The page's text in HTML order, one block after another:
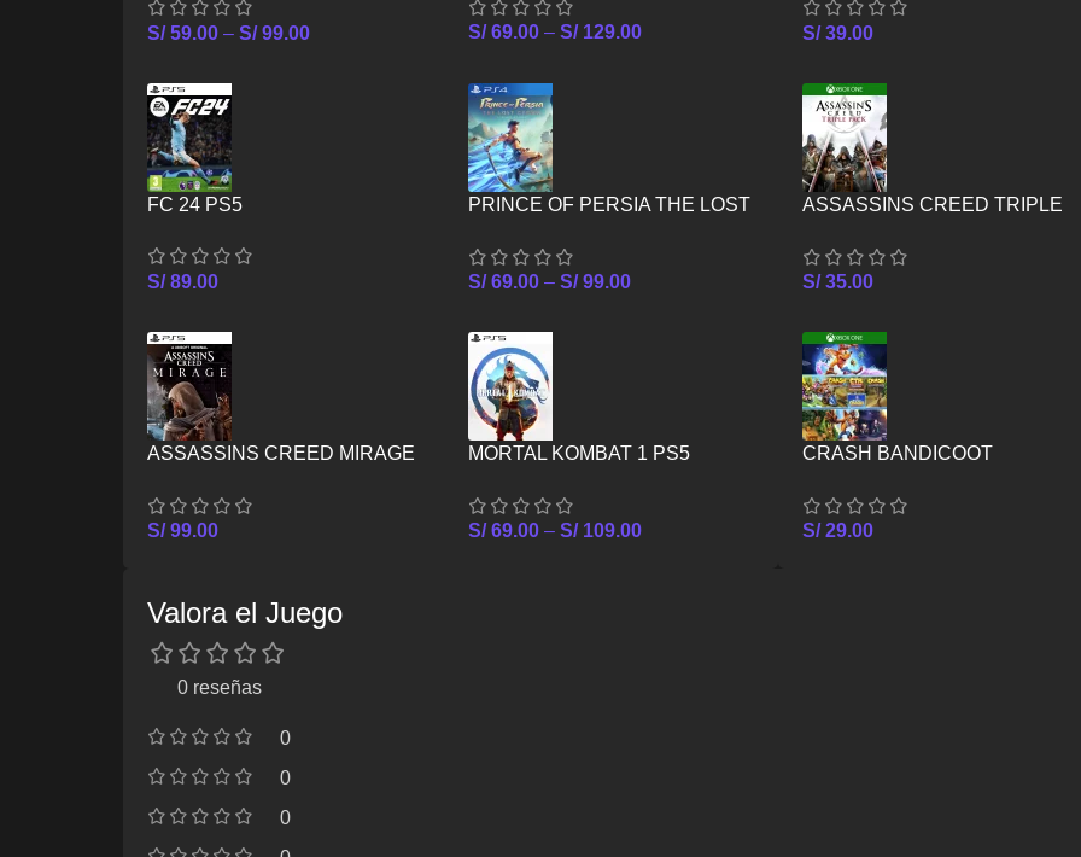
S/59.00 – S/99.00 S/69.00 –S/129.00
FC 24 PS5
S/89.00
PRINCE OF PERSIA THE LOST
S/69.00 –S/99.00
ASSASSINS CREED MIRAGE
S/ 99.00
MORTAL KOMBAT 1 PS5
S/69.00 –S/109.00
S/39.00
ASSASSINS CREED TRIPLE
S/35.00
CRASH BANDICOOT
XBOX ONE
S/29.00
Valora el Juego
0 reseñas
0
0
0